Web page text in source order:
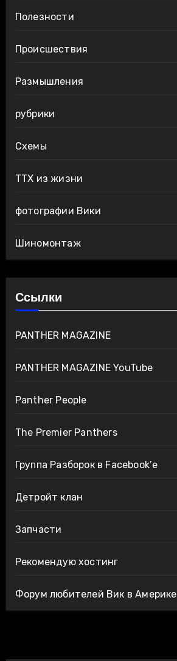
Полезности
Происшествия
Размышления
рубрики
Схемы
ТТХ из жизни
фотографии Вики
Шиномонтаж
Ссылки
PANTHER MAGAZINE
PANTHER MAGAZINE YouTube
Panther People
The Premier Panthers
Группа Разборок в Facebook’е
Детройт клан
Запчасти
Рекомендую хостинг
Форум любителей Вик в Америке